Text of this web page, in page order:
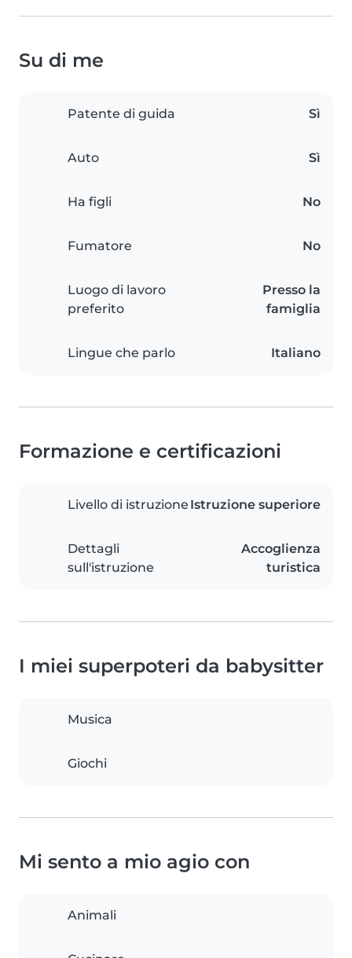
Su di me
Patente di guida Sì
Auto Sì
Ha figli No
Fumatore No
Luogo di lavoro
preferito
Presso la
famiglia
Lingue che parlo Italiano
Formazione e certificazioni
Livello di istruzione Istruzione superiore
Dettagli
sull'istruzione
Accoglienza
turistica
I miei superpoteri da babysitter
Musica
Giochi
Mi sento a mio agio con
Animali